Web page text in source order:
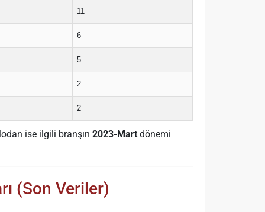
11
6
5
2
2
ise ilgili branşın 2023-Mart dönemi
(Son Veriler)